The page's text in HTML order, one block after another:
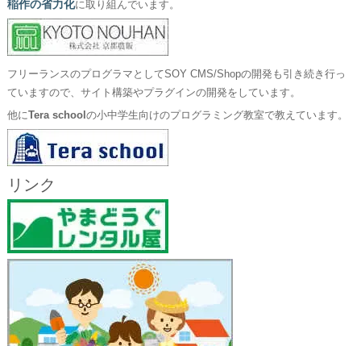
稲作の省力化に取り組んでいます。
フリーランスのプログラマとしてSOY CMS/Shopの開発も引き続き行っ
ていますので、サイト構築やプラグインの開発をしています。
他にTera school の小中学生向けのプログラミング教室で教えています。
リンク